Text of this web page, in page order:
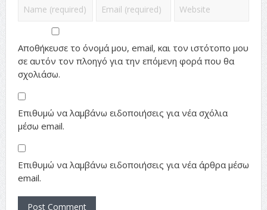
Αποθήκευσε το όνομά μου, email, και τον ιστότοπο μου
σε αυτόν τον πλοηγό για την επόμενη φορά που θα
σχολιάσω.
Επιθυμώ να λαμβάνω ειδοποιήσεις για νέα σχόλια
μέσω email.
Επιθυμώ να λαμβάνω ειδοποιήσεις για νέα άρθρα μέσω
email.